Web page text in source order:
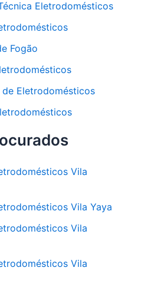
Eletrodomésticos
Fogão
de Eletrodomésticos
Vila
Vila Yaya
Vila
Vila